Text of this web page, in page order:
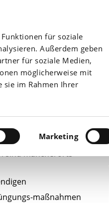
für soziale
Außerdem geben
für soziale Medien,
möglicherweise mit
sie im Rahmen Ihrer
Marketing
Nährstoffe Düngung
sind mancherorts
maßnahmen